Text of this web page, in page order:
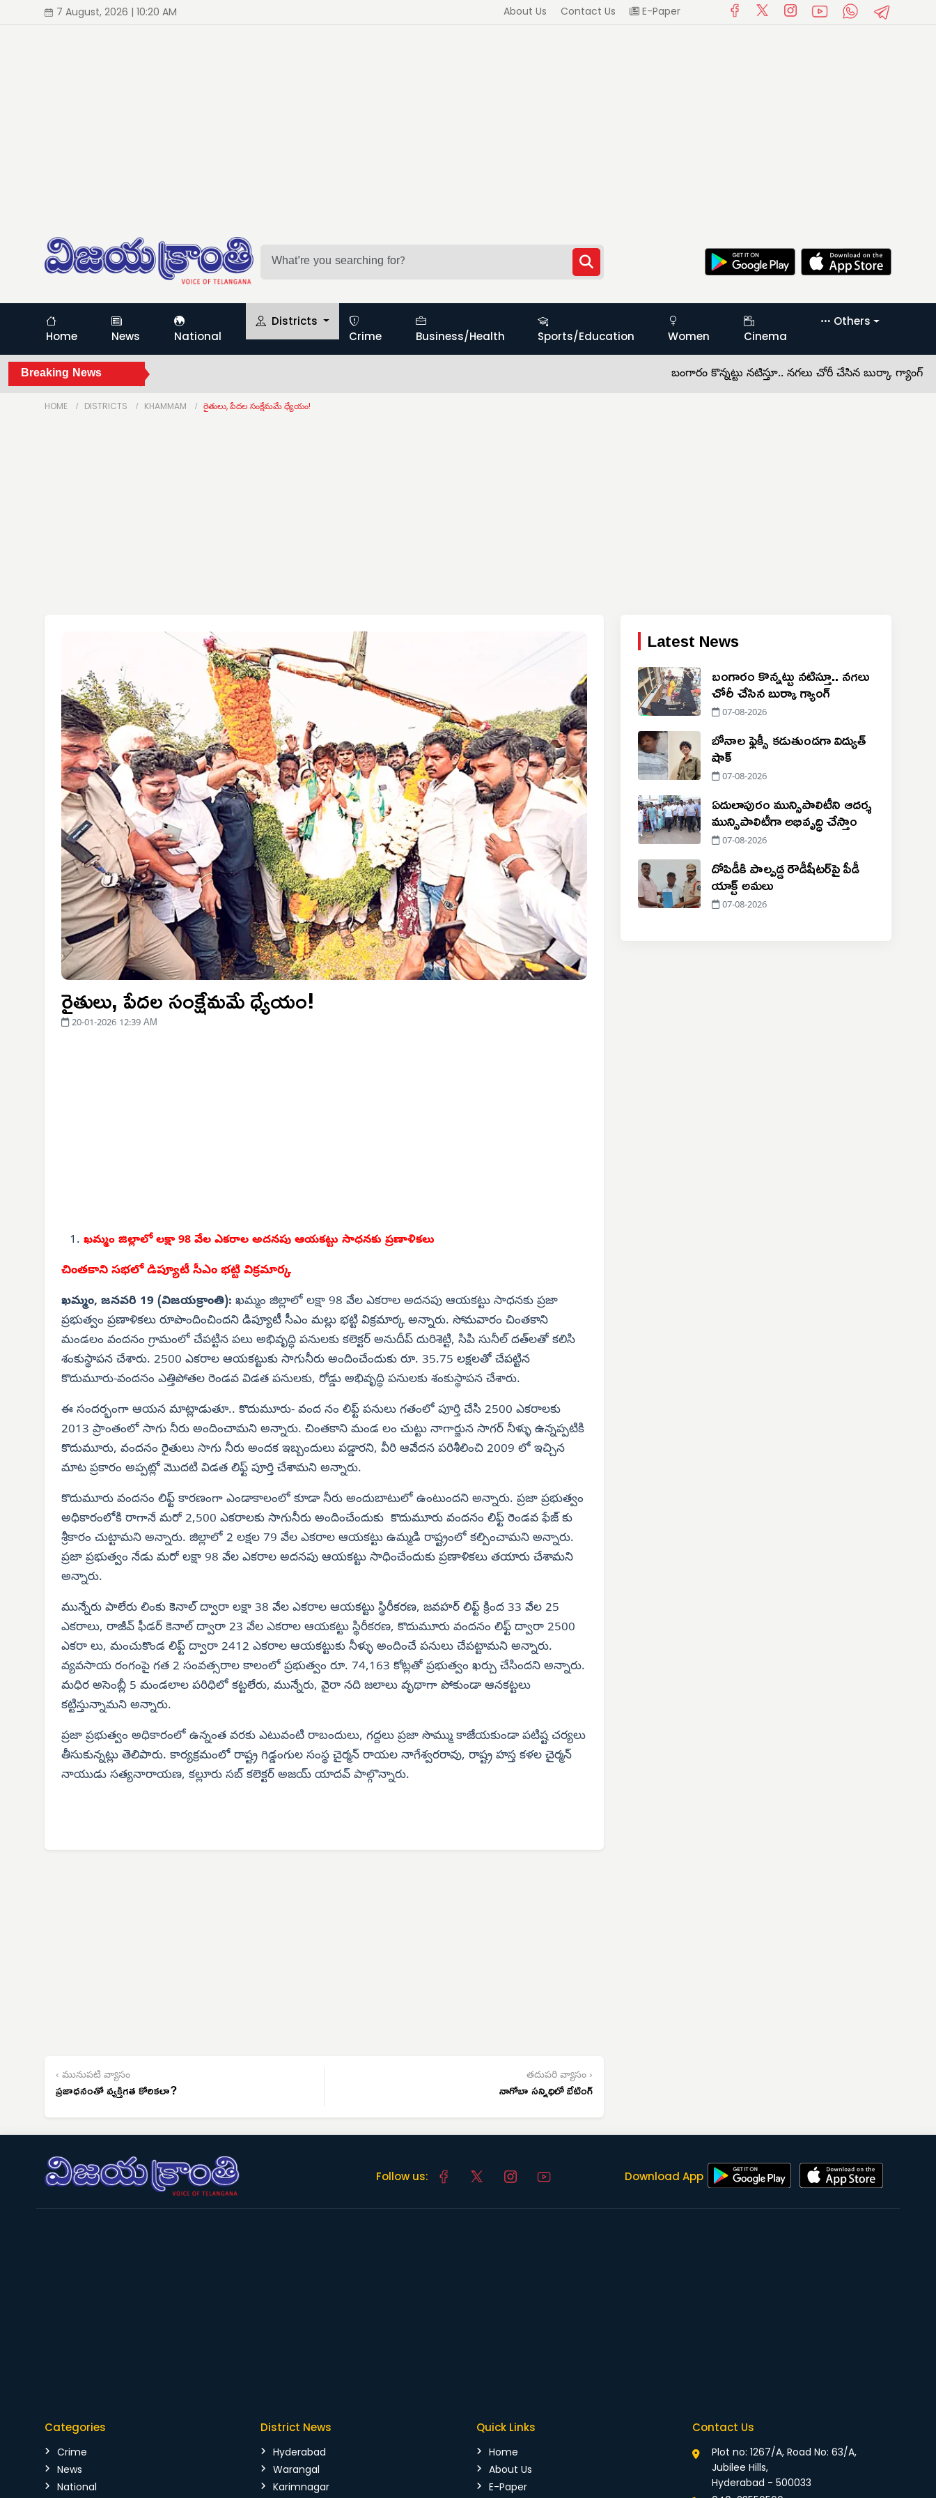
7 August, 2026 | 10:20 AM About Us Contact Us E-Paper
Home News National
Districts
Crime
Business/Health Sports/Education Women Cinema
Others
Breaking News బంగారం కొన్నట్టు నటిస్తూ.. నగలు చోరీ చేసిన బుర్కా గ్యాంగ్ •బోనాల
HOME DISTRICTS KHAMMAM రైతులు, పేదల సంక్షేమమే ధ్యేయం!
రైతులు, పేదల సంక్షేమమే ధ్యేయం!
20-01-2026 12:39 AM
ఖమ్మం జిల్లాలో లక్షా 98 వేల ఎకరాల అదనపు ఆయకట్టు సాధనకు ప్రణాళికలు
చింతకాని సభలో డిప్యూటీ సీఎం భట్టి విక్రమార్క
ఖమ్మం, జనవరి 19 (విజయక్రాంతి): ఖమ్మం జిల్లాలో లక్షా 98 వేల ఎకరాల అదనపు ఆయకట్టు సాధనకు ప్రజా
ప్రభుత్వం ప్రణాళికలు రూపొందించిందని డిప్యూటీ సీఎం మల్లు భట్టి విక్రమార్క అన్నారు. సోమవారం చింతకాని
మండలం వందనం గ్రామంలో చేపట్టిన పలు అభివృద్ధి పనులకు కలెక్టర్ అనుదీప్ దురిశెట్టి, సిపి సునీల్ దత్‌లతో కలిసి
శంకుస్థాపన చేశారు. 2500 ఎకరాల ఆయకట్టుకు సాగునీరు అందించేందుకు రూ. 35.75 లక్షలతో చేపట్టిన
కొదుమూరు-వందనం ఎత్తిపోతల రెండవ విడత పనులకు, రోడ్డు అభివృద్ధి పనులకు శంకుస్థాపన చేశారు.
ఈ సందర్భంగా ఆయన మాట్లాడుతూ.. కొదుమూరు- వంద నం లిఫ్ట్ పనులు గతంలో పూర్తి చేసి 2500 ఎకరాలకు
2013 ప్రాంతంలో సాగు నీరు అందించామని అన్నారు. చింతకాని మండ లం చుట్టు నాగార్జున సాగర్ నీళ్ళు ఉన్నప్పటికి
కొదుమూరు, వందనం రైతులు సాగు నీరు అందక ఇబ్బందులు పడ్డారని, వీరి ఆవేదన పరిశీలించి 2009 లో ఇచ్చిన
మాట ప్రకారం అప్పట్లో మొదటి విడత లిఫ్ట్ పూర్తి చేశామని అన్నారు.
కొదుమూరు వందనం లిఫ్ట్ కారణంగా ఎండాకాలంలో కూడా నీరు అందుబాటులో ఉంటుందని అన్నారు. ప్రజా ప్రభుత్వం
అధికారంలోకి రాగానే మరో 2,500 ఎకరాలకు సాగునీరు అందించేందుకు కొదుమూరు వందనం లిఫ్ట్ రెండవ ఫేజ్ కు
శ్రీకారం చుట్టామని అన్నారు. జిల్లాలో 2 లక్షల 79 వేల ఎకరాల ఆయకట్టు ఉమ్మడి రాష్ట్రంలో కల్పించామని అన్నారు.
ప్రజా ప్రభుత్వం నేడు మరో లక్షా 98 వేల ఎకరాల అదనపు ఆయకట్టు సాధించేందుకు ప్రణాళికలు తయారు చేశామని
అన్నారు.
మున్నేరు పాలేరు లింకు కెనాల్ ద్వారా లక్షా 38 వేల ఎకరాల ఆయకట్టు స్థిరీకరణ, జవహర్ లిఫ్ట్ క్రింద 33 వేల 25
ఎకరాలు, రాజీవ్ ఫీడర్ కెనాల్ ద్వారా 23 వేల ఎకరాల ఆయకట్టు స్థిరీకరణ, కొదుమూరు వందనం లిఫ్ట్ ద్వారా 2500
ఎకరా లు, మంచుకొండ లిఫ్ట్ ద్వారా 2412 ఎకరాల ఆయకట్టుకు నీళ్ళు అందించే పనులు చేపట్టామని అన్నారు.
వ్యవసాయ రంగంపై గత 2 సంవత్సరాల కాలంలో ప్రభుత్వం రూ. 74,163 కోట్లతో ప్రభుత్వం ఖర్చు చేసిందని అన్నారు.
మధిర అసెంబ్లీ 5 మండలాల పరిధిలో కట్టలేరు, మున్నేరు, వైరా నది జలాలు వృథాగా పోకుండా ఆనకట్టలు
కట్టిస్తున్నామని అన్నారు.
ప్రజా ప్రభుత్వం అధికారంలో ఉన్నంత వరకు ఎటువంటి రాబందులు, గద్దలు ప్రజా సొమ్ము కాజేయకుండా పటిష్ట చర్యలు
తీసుకున్నట్లు తెలిపారు. కార్యక్రమంలో రాష్ట్ర గిడ్డంగుల సంస్థ చైర్మన్ రాయల నాగేశ్వరరావు, రాష్ట్ర హస్త కళల చైర్మన్
నాయుడు సత్యనారాయణ, కల్లూరు సబ్ కలెక్టర్ అజయ్ యాదవ్ పాల్గొన్నారు.
‹ మునుపటి వ్యాసం
ప్రజాధనంతో వ్యక్తిగత కోరికలా?
తదుపరి వ్యాసం ›
నాగోబా సన్నిధిలో బేటింగ్
Latest News
బంగారం కొన్నట్టు నటిస్తూ.. నగలు
చోరీ చేసిన బుర్కా గ్యాంగ్
07-08-2026
బోనాల ఫ్లెక్సీ కడుతుండగా విద్యుత్
షాక్
07-08-2026
ఏదులాపురం మున్సిపాలిటీని ఆదర్శ
మున్సిపాలిటీగా అభివృద్ధి చేస్తాం
07-08-2026
దోపిడీకి పాల్పడ్డ రౌడీషీటర్‌పై పీడీ
యాక్ట్ అమలు
07-08-2026
Follow us: Download App
Categories
Crime
News
National
District News
Hyderabad
Warangal
Karimnagar
Quick Links
Home
About Us
E-Paper
Contact Us
Plot no: 1267/A, Road No: 63/A,
Jubilee Hills,
Hyderabad - 500033